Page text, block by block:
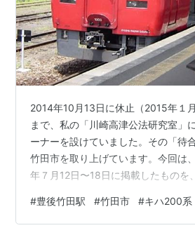
2014年10月13日に休止（2015年１
まで、私の「川崎高津公法研究室」
ーナーを設けていました。その「待
竹田市を取り上げています。今回は
年７月12日〜18日に掲載したものを
心街の様子です。 2002年に豊肥本
です。鉄道友の会から1992年度のロ
#豊後竹田駅 #竹田市 #キハ200系